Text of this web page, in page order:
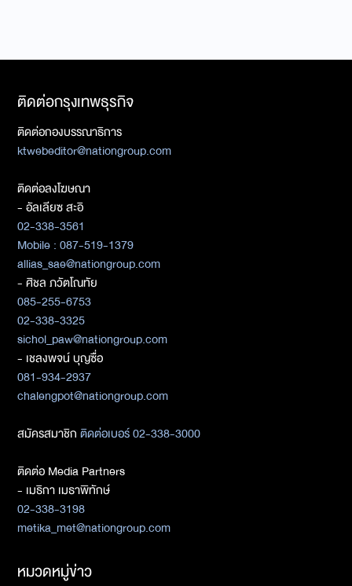
ติดต่อกรุงเทพธุรกิจ
ติดต่อกองบรรณาธิการ
ktwebeditor@nationgroup.com
ติดต่อลงโฆษณา
- อัลเลียซ สะอิ
02-338-3561
Mobile : 087-519-1379
allias_sae@nationgroup.com
- ศิชล ภวัตโณทัย
085-255-6753
02-338-3325
sichol_paw@nationgroup.com
- เชลงพจน์ บุญซื่อ
081-934-2937
chalengpot@nationgroup.com
สมัครสมาชิกติดต่อเบอร์ 02-338-3000
ติดต่อ Media Partners
- เมธิกา เมธาพิทักษ์
02-338-3198
metika_met@nationgroup.com
หมวดหมู่ข่าว